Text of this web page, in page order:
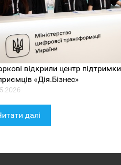
відкрили центр підтримки
«Дія.Бізнес»
далі